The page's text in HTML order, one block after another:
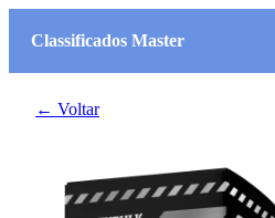
Classificados Master
← Voltar